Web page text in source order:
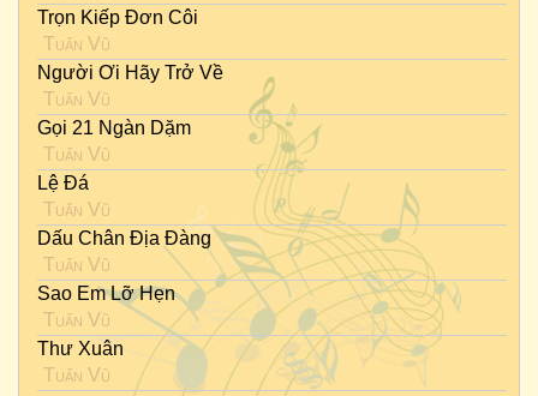
Trọn Kiếp Đơn Côi
Tuấn Vũ
Người Ơi Hãy Trở Về
Tuấn Vũ
Gọi 21 Ngàn Dặm
Tuấn Vũ
Lệ Đá
Tuấn Vũ
Dấu Chân Địa Đàng
Tuấn Vũ
Sao Em Lỡ Hẹn
Tuấn Vũ
Thư Xuân
Tuấn Vũ